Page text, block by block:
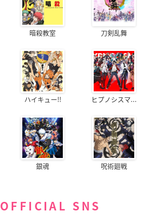
暗殺教室 刀剣乱舞
ハイキュー!! ヒプノシスマ...
銀魂 呪術廻戦
OFFICIAL SNS